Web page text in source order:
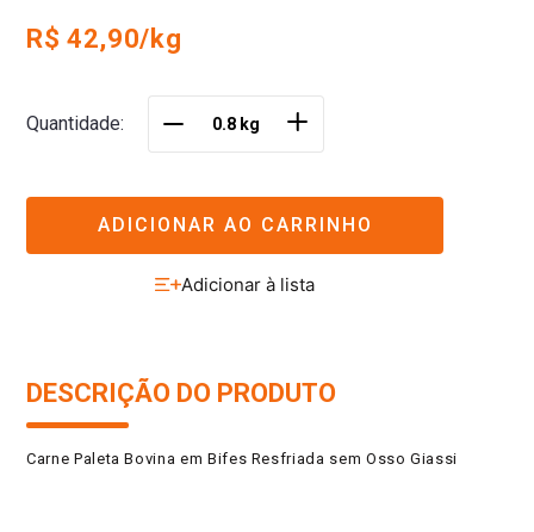
R$ 42,90/kg
Quantidade ＋
ADICIONAR AO CARRINHO
DESCRIÇÃO DO PRODUTO
Carne Paleta Bovina em Bifes Resfriada sem Osso Giassi